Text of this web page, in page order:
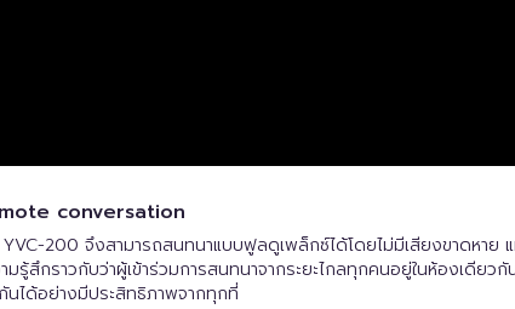
conversation
YVC-200 จึงสามารถสนทนาแบบฟูลดูเพล็กซ์ได้โดยไม่มีเสียงขาดหา
สึกราวกับว่าผู้เข้าร่วมการสนทนาจากระยะไกลทุกคนอยู่ในห้องเดีย
นได้อย่างมีประสิทธิภาพจากทุกที่